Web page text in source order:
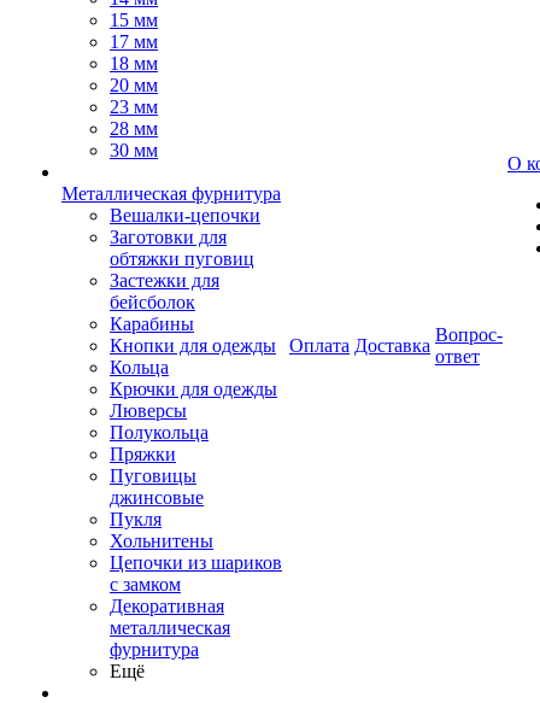
15 мм
17 мм
18 мм
20 мм
23 мм
28 мм
30 мм
Металлическая фурнитура
Вешалки-цепочки
Заготовки для
обтяжки пуговиц
Застежки для
бейсболок
Карабины
Кнопки для одежды
Кольца
Крючки для одежды
Люверсы
Полукольца
Пряжки
Пуговицы
джинсовые
Пукля
Хольнитены
Цепочки из шариков
с замком
Декоративная
металлическая
фурнитура
Ещё
Оплата Доставка
Вопрос-
ответ
О